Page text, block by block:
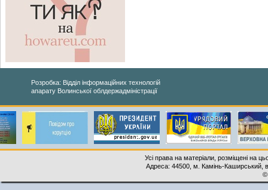
Розробка: Відділ інформаційних технологій
апарату Волинської облдержадміністрації
Усі права на матеріали, розміщені на
Адреса: 44500, м. Камінь-Каширський,
©